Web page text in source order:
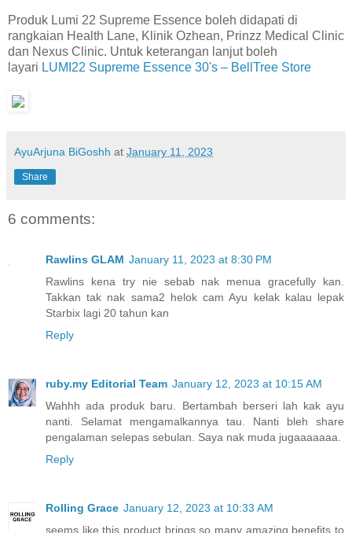
Produk Lumi 22 Supreme Essence boleh didapati di
rangkaian Health Lane, Klinik Ozhean, Prinzz Medical Clinic
dan Nexus Clinic. Untuk keterangan lanjut boleh
layari LUMI22 Supreme Essence 30's – BellTree Store
AyuArjuna BiGoshh at January 11, 2023
Share
6 comments:
Rawlins GLAM January 11, 2023 at 8:30 PM
Rawlins kena try nie sebab nak menua gracefully kan.
Takkan tak nak sama2 helok cam Ayu kelak kalau lepak
Starbix lagi 20 tahun kan
Reply
ruby.my Editorial Team January 12, 2023 at 10:15 AM
Wahhh ada produk baru. Bertambah berseri lah kak ayu
nanti. Selamat mengamalkannya tau. Nanti bleh share
pengalaman selepas sebulan. Saya nak muda jugaaaaaaa.
Reply
Rolling Grace January 12, 2023 at 10:33 AM
seems like this product brings so many amazing benefits to